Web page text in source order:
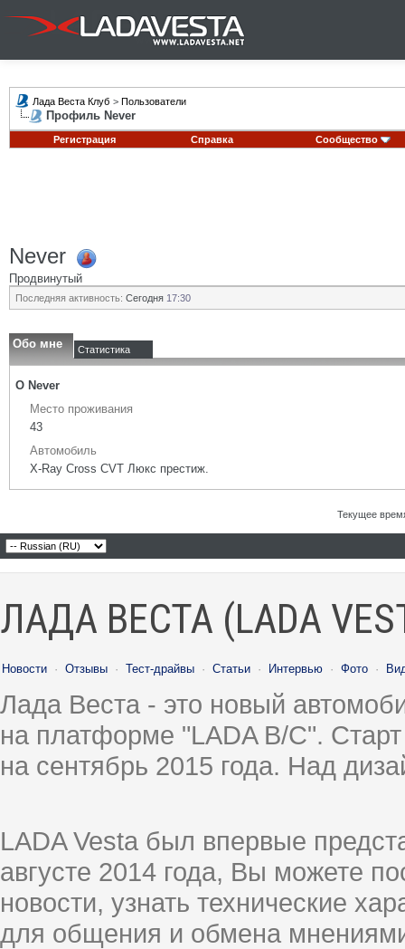
Лада Веста Клуб > Пользователи
Профиль Never
Регистрация Справка Сообщество
Never
Продвинутый
Последняя активность: Сегодня 17:30
Обо мне Статистика
О Never
Место проживания
43
Автомобиль
X-Ray Cross CVT Люкс престиж.
Текущее
ЛАДА ВЕСТА (LADA
Новости · Отзывы · Тест-драйвы · Статьи · Интервью · Фото ·
Лада Веста - это новый
на платформе "LADA B/C".
на сентябрь 2015 года. Над
LADA Vesta был впервые
августе 2014 года, Вы можете
новости, узнать технические
для общения и обмена